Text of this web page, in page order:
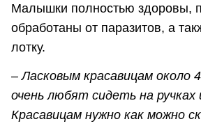
Малышки полностью здоровы,
обработаны от паразитов, а
лотку.
– Ласковым красавицам около
очень любят сидеть на
Красавицам нужно как можно